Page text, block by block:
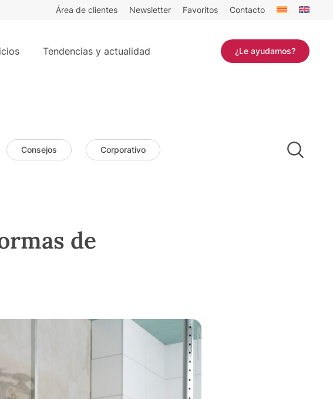
Área de clientes Newsletter Favoritos Contacto
Tendencias y actualidad ¿Le ayudamos?
Consejos Corporativo
de